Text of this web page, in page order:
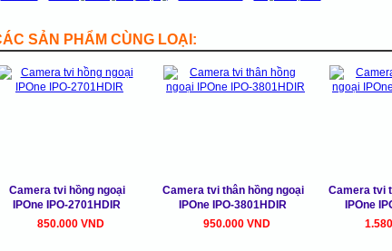
SẢN PHẨM CÙNG LOẠI:
Camera tvi hồng ngoại
IPOne IPO-2701HDIR
850.000 VND
Camera tvi thân hồng ngoại
IPOne IPO-3801HDIR
950.000 VND
Camera tvi
IPOne